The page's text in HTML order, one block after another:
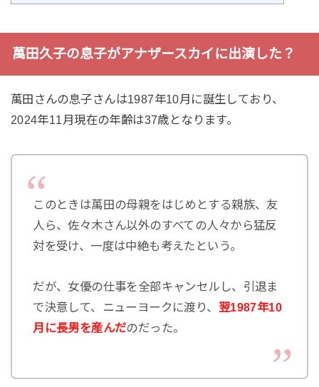
萬田久子の息子がアナザースカイに出演した？
萬田さんの息子さんは1987年10月に誕生しており、
2024年11月現在の年齢は37歳となります。
このときは萬田の母親をはじめとする親族、友
人ら、佐々木さん以外のすべての人々から猛反
対を受け、一度は中絶も考えたという。
だが、女優の仕事を全部キャンセルし、引退ま
で決意して、ニューヨークに渡り、 翌1987年10
月に長男を産んだのだった。